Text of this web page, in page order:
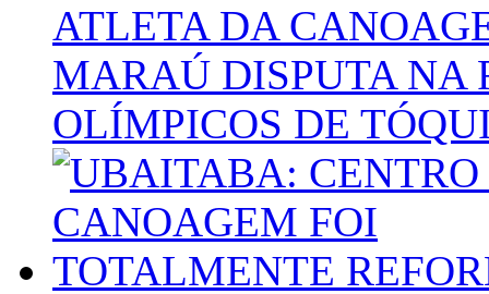
ATLETA DA
MARAÚ DISPUTA NA
OLÍMPICOS DE